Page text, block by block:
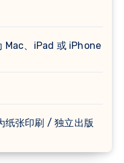
Mac、iPad 或 iPhone
纸张印刷 / 独立出版